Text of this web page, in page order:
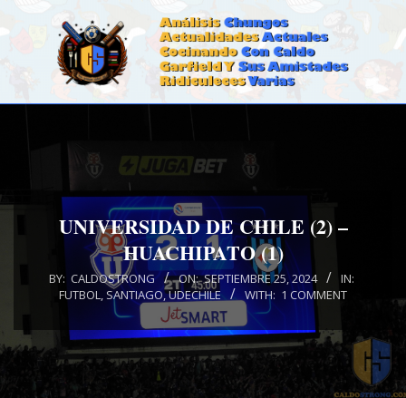
CALDOSTRONG.COM
UNIVERSIDAD DE CHILE (2) –
HUACHIPATO (1)
BY: CALDOSTRONG ON: SEPTIEMBRE 25, 2024
IN:
FUTBOL
SANTIAGO,UDECHILE WITH: 1 COMMENT